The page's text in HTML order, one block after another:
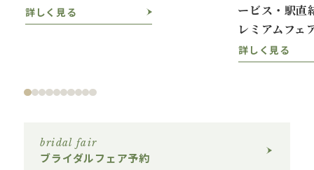
詳しく見る
ービス・駅
レミアムフェ
詳しく見る
bridal fair
ブライダルフェア予約